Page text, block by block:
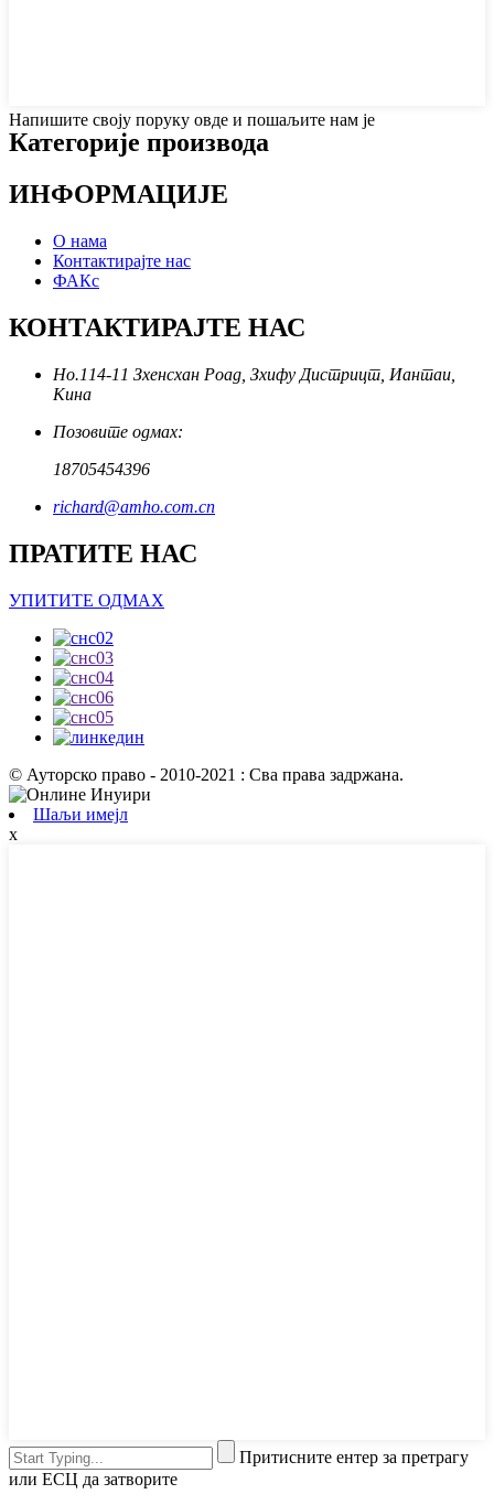
Напишите своју поруку овде и пошаљите нам је
Категорије производа
ИНФОРМАЦИЈЕ
О нама
Контактирајте нас
ФАКс
КОНТАКТИРАЈТЕ НАС
Но.114-11 Зхенсхан Роад, Зхифу Дистрицт, Иантаи,
Кина
Позовите одмах:
18705454396
richard@amho.com.cn
ПРАТИТЕ НАС
УПИТИТЕ ОДМАХ
© Ауторско право - 2010-2021 : Сва права задржана.
Шаљи имејл
x
Притисните ентер за претрагу
или ЕСЦ да затворите